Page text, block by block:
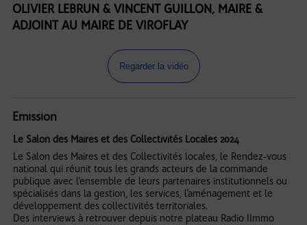
OLIVIER LEBRUN & VINCENT GUILLON, MAIRE &
ADJOINT AU MAIRE DE VIROFLAY
Regarder la vidéo
Emission
Le Salon des Maires et des Collectivités Locales 2024
Le Salon des Maires et des Collectivités locales, le Rendez-vous
national qui réunit tous les grands acteurs de la commande
publique avec l’ensemble de leurs partenaires institutionnels ou
spécialisés dans la gestion, les services, l’aménagement et le
développement des collectivités territoriales.
Des interviews à retrouver depuis notre plateau Radio IImmo